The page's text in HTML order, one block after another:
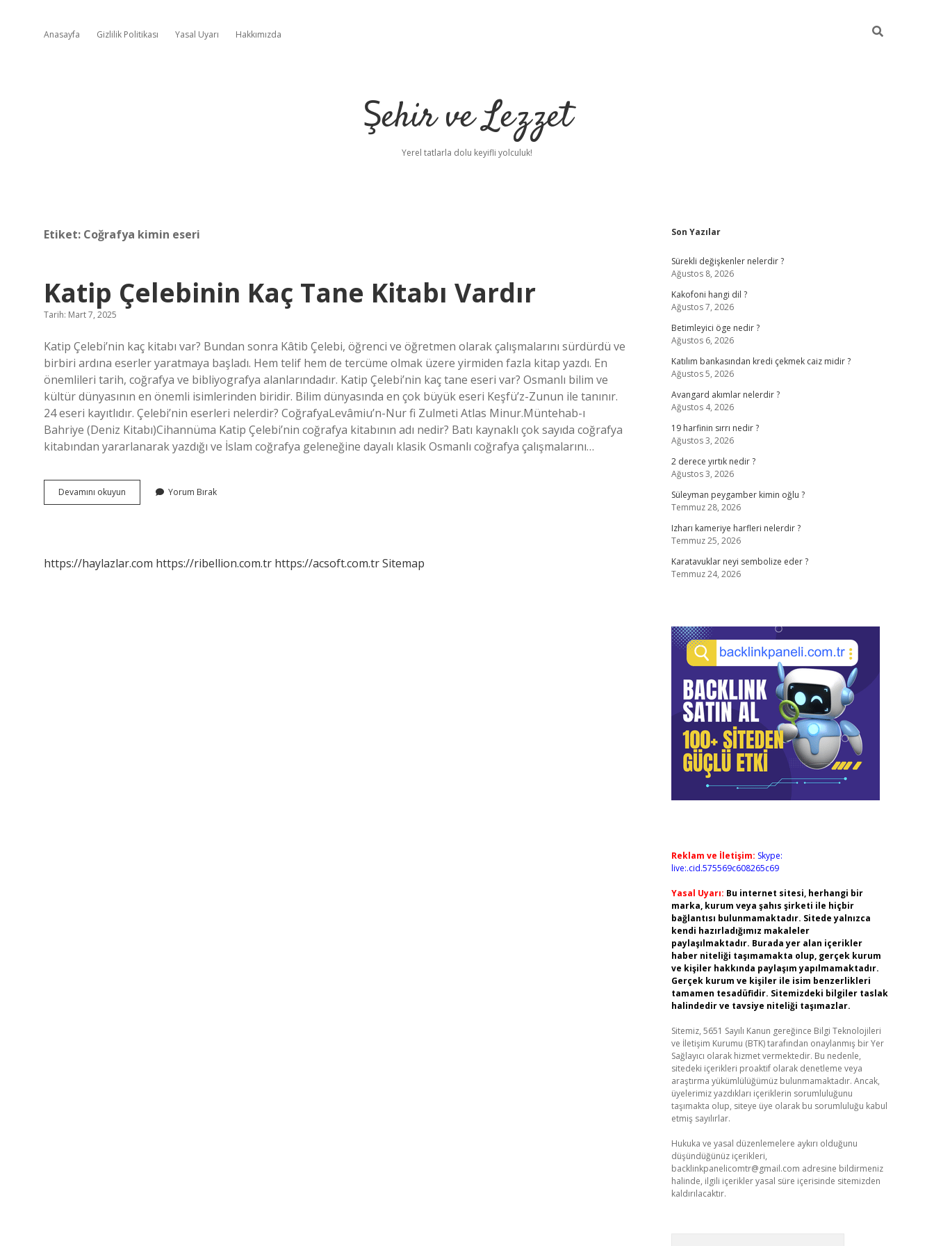
Anasayfa Gizlilik Politikası Yasal Uyarı Hakkımızda
Şehir ve Lezzet
Yerel tatlarla dolu keyifli yolculuk!
Etiket: Coğrafya kimin eseri
Katip Çelebinin Kaç Tane Kitabı Vardır
Tarih: Mart 7, 2025
Katip Çelebi’nin kaç kitabı var? Bundan sonra Kâtib Çelebi, öğrenci ve öğretmen olarak çalışmalarını sürdürdü ve
birbiri ardına eserler yaratmaya başladı. Hem telif hem de tercüme olmak üzere yirmiden fazla kitap yazdı. En
önemlileri tarih, coğrafya ve bibliyografya alanlarındadır. Katip Çelebi’nin kaç tane eseri var? Osmanlı bilim ve
kültür dünyasının en önemli isimlerinden biridir. Bilim dünyasında en çok büyük eseri Keşfü’z-Zunun ile tanınır.
24 eseri kayıtlıdır. Çelebi’nin eserleri nelerdir? CoğrafyaLevâmiu’n-Nur fi Zulmeti Atlas Minur.Müntehab-ı
Bahriye (Deniz Kitabı)Cihannüma Katip Çelebi’nin coğrafya kitabının adı nedir? Batı kaynaklı çok sayıda coğrafya
kitabından yararlanarak yazdığı ve İslam coğrafya geleneğine dayalı klasik Osmanlı coğrafya çalışmalarını…
Devamını okuyun
Çelebinin
Yorum Bırak
https://haylazlar.com https://ribellion.com.tr https://acsoft.com.trSitemap
Sidebar
Son Yazılar
Sürekli değişkenler nelerdir ?
Ağustos 8, 2026
Kakofoni hangi dil ?
Ağustos 7, 2026
Betimleyici öge nedir ?
Ağustos 6, 2026
Katılım bankasından kredi çekmek caiz midir ?
Ağustos 5, 2026
Avangard akımlar nelerdir ?
Ağustos 4, 2026
19 harfinin sırrı nedir ?
Ağustos 3, 2026
2 derece yırtık nedir ?
Ağustos 3, 2026
Süleyman peygamber kimin oğlu ?
Temmuz 28, 2026
Izharı kameriye harfleri nelerdir ?
Temmuz 25, 2026
Karatavuklar neyi sembolize eder ?
Temmuz 24, 2026
Reklam ve İletişim: Skype:
live:.cid.575569c608265c69
Yasal Uyarı: Bu internet sitesi, herhangi bir
marka, kurum veya şahıs şirketi ile hiçbir
bağlantısı bulunmamaktadır. Sitede yalnızca
kendi hazırladığımız makaleler
paylaşılmaktadır. Burada yer alan içerikler
haber niteliği taşımamakta olup, gerçek kurum
ve kişiler hakkında paylaşım yapılmamaktadır.
Gerçek kurum ve kişiler ile isim benzerlikleri
tamamen tesadüfidir. Sitemizdeki bilgiler taslak
halindedir ve tavsiye niteliği taşımazlar.
Sitemiz, 5651 Sayılı Kanun gereğince Bilgi Teknolojileri
ve İletişim Kurumu (BTK) tarafından onaylanmış bir Yer
Sağlayıcı olarak hizmet vermektedir. Bu nedenle,
sitedeki içerikleri proaktif olarak denetleme veya
araştırma yükümlülüğümüz bulunmamaktadır. Ancak,
üyelerimiz yazdıkları içeriklerin sorumluluğunu
taşımakta olup, siteye üye olarak bu sorumluluğu kabul
etmiş sayılırlar.
Hukuka ve yasal düzenlemelere aykırı olduğunu
düşündüğünüz içerikleri,
backlinkpanelicomtr@gmail.com adresine bildirmeniz
halinde, ilgili içerikler yasal süre içerisinde sitemizden
kaldırılacaktır.